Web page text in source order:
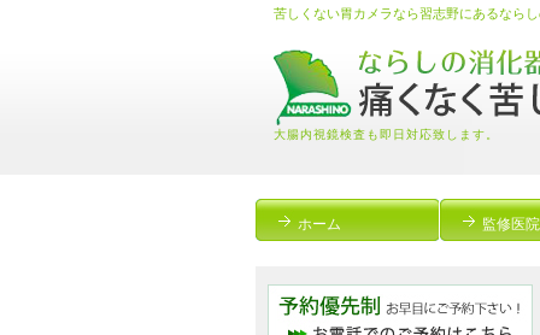
苦しくない胃カメラなら習志野にあるなら
大腸内視鏡検査も即日対応致します。
ホーム 監修医